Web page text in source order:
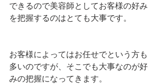
できるので美容師としてお客様の好み
を把握するのはとても大事です。
お客様によってはお任せでという方も
多いのですが、そこでも大事なのが好
みの把握になってきます。